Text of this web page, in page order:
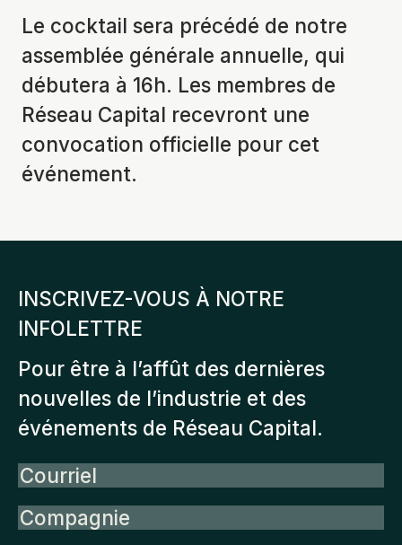
Le cocktail sera précédé de notre
assemblée générale annuelle, qui
débutera à 16h. Les membres de
Réseau Capital recevront une
convocation officielle pour cet
événement.
INSCRIVEZ-VOUS À NOTRE
INFOLETTRE
Pour être à l’affût des dernières
nouvelles de l’industrie et des
événements de Réseau Capital.
Courriel
Compagnie